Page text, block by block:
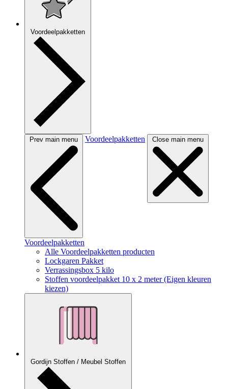
Voordeelpakketten
Prev main menu Voordeelpakketten Close main menu
Voordeelpakketten
Alle Voordeelpakketten producten
Lockgaren Pakket
Verrassingsbox 5 kilo
Stoffen voordeelpakket 10 x 2 meter (Eigen kleuren
kiezen)
Gordijn Stoffen / Meubel Stoffen